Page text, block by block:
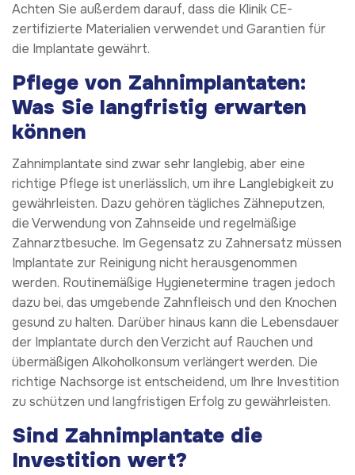
Achten Sie außerdem darauf, dass die Klinik CE-
zertifizierte Materialien verwendet und Garantien für
die Implantate gewährt.
Pflege von Zahnimplantaten:
Was Sie langfristig erwarten
können
Zahnimplantate sind zwar sehr langlebig, aber eine
richtige Pflege ist unerlässlich, um ihre Langlebigkeit zu
gewährleisten. Dazu gehören tägliches Zähneputzen,
die Verwendung von Zahnseide und regelmäßige
Zahnarztbesuche. Im Gegensatz zu Zahnersatz müssen
Implantate zur Reinigung nicht herausgenommen
werden. Routinemäßige Hygienetermine tragen jedoch
dazu bei, das umgebende Zahnfleisch und den Knochen
gesund zu halten. Darüber hinaus kann die Lebensdauer
der Implantate durch den Verzicht auf Rauchen und
übermäßigen Alkoholkonsum verlängert werden. Die
richtige Nachsorge ist entscheidend, um Ihre Investition
zu schützen und langfristigen Erfolg zu gewährleisten.
Sind Zahnimplantate die
Investition wert?